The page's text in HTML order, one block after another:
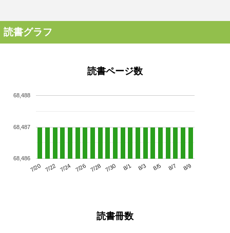
読書グラフ
読書ページ数
7/20 7/22 7/24 7/26 7/28 7/30 8/1 8/3 8/5 8/7 8/9
68,486
68,487
68,488
読書冊数